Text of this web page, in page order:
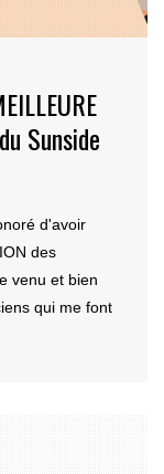
Sunside
d'avoir
des
venu et bien
qui me font